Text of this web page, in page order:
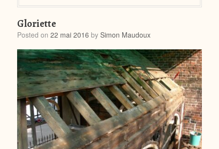
Gloriette
Posted on 22 mai 2016 by Simon Maudoux